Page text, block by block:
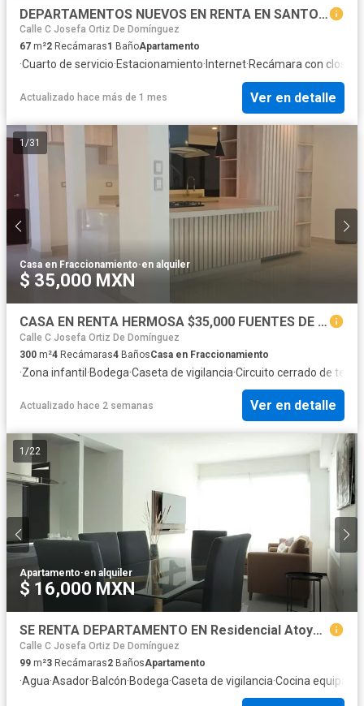
DEPARTAMENTOS NUEVOS EN RENTA EN SANTORUM $8,800
Calle C Josefa Ortiz De Domínguez
67 m²2 Recámaras1 BañoApartamento
·Cuarto de servicio·Estacionamiento· Internet·Recámara con closet
Actualizado hace más de 1 mes Ver en detalle
1 /31
Casa en Fraccionamiento·en alquiler
$ 35,000 MXN
CASA EN RENTA HERMOSA $35,000 FUENTES DE MORATILLA, HERMANOS SERDAN, ESTEBAN DE ANTUÑANO, AUTOPISTA, PLANTA VW.
Calle C Josefa Ortiz De Domínguez
300 m²4 Recámaras4 BañosCasa en Fraccionamiento
·Zona infantil ·Bodega·Caseta de vigilancia·Circuito cerrado de
Actualizado hace 2 semanas Ver en detalle
1 /22
Apartamento·en alquiler
$ 16,000 MXN
SE RENTA DEPARTAMENTO EN Residencial Atoyac, 3a. Privada Rivera del Atoyac Sur, Rancho Colorado, Puebla de Zaragoza, Puebla, México
Calle C Josefa Ortiz De Domínguez
99 m²3 Recámaras2 BañosApartamento
·Agua·Asador·Balcón·Bodega·Caseta de vigilancia·Cocina equipada